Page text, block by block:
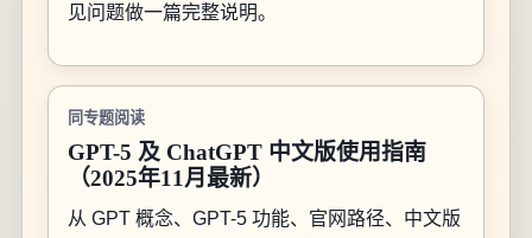
见问题做一篇完整说明。
同专题阅读
GPT-5 及 ChatGPT 中文版使用指南
（2025年11月最新）
从 GPT 概念、GPT-5 功能、官网路径、中文版